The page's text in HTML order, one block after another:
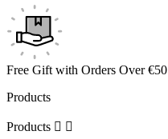
Free Gift with Orders Over €50
Products
Products  